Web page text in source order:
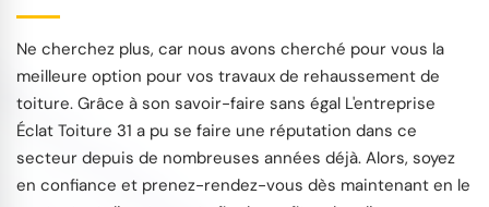
Ne cherchez plus, car nous avons cherché pour vous la
meilleure option pour vos travaux de rehaussement de
toiture. Grâce à son savoir-faire sans égal L'entreprise
Éclat Toiture 31 a pu se faire une réputation dans ce
secteur depuis de nombreuses années déjà. Alors, soyez
en confiance et prenez-rendez-vous dès maintenant en le